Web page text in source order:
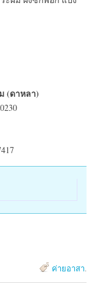
(ดาหลา)
ค่ายอาสา.